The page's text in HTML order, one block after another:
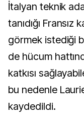
İtalyan teknik
tanıdığı
görmek istediği
de hücum
katkısı
bu nedenle
kaydedildi.